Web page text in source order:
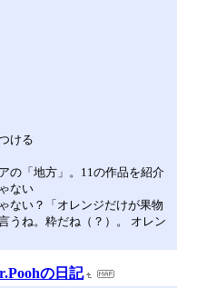
ける
の「地方」。11の作品を紹介
ない
ない？「オレンジだけが果物
うね。粋だね（？）。 オレン
の日記